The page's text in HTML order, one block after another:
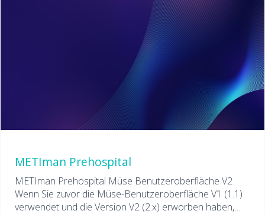
METIman Prehospital
METIman Prehospital Müse Benutzeroberfläche V2
Wenn Sie zuvor die Müse-Benutzeroberfläche V1 (1.1)
verwendet und die Version V2 (2.x) erworben haben,…